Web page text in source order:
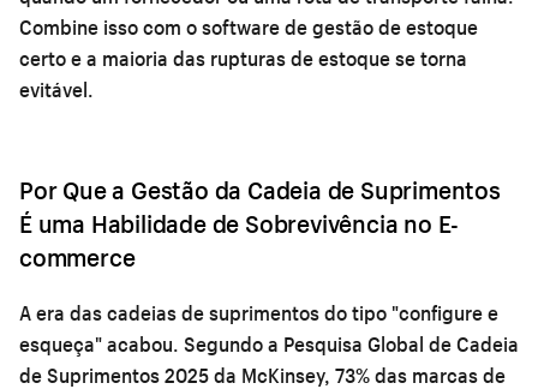
Combine isso com osoftware de gestão de estoque
certo e a maioria das rupturas de estoque se torna
evitável.
Por Que a Gestão da Cadeia de Suprimentos
É uma Habilidade de Sobrevivência no E-
commerce
A era das cadeias de suprimentos do tipo "configure e
esqueça" acabou. Segundo a Pesquisa Global de Cadeia
de Suprimentos 2025 da McKinsey, 73% das marcas de